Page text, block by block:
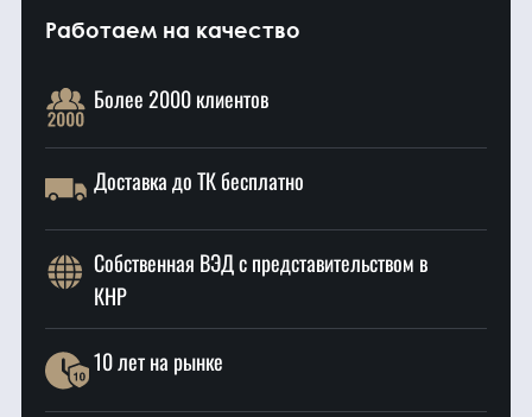
Работаем на качество
Более 2000 клиентов
Доставка до ТК бесплатно
Собственная ВЭД с представительством в
КНР
10 лет на рынке